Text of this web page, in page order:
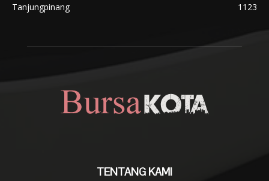
Tanjungpinang
1123
TENTANG KAMI